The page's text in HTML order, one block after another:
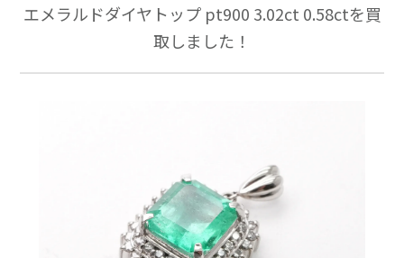
エメラルドダイヤトップ pt900 3.02ct 0.58ctを買
取しました！